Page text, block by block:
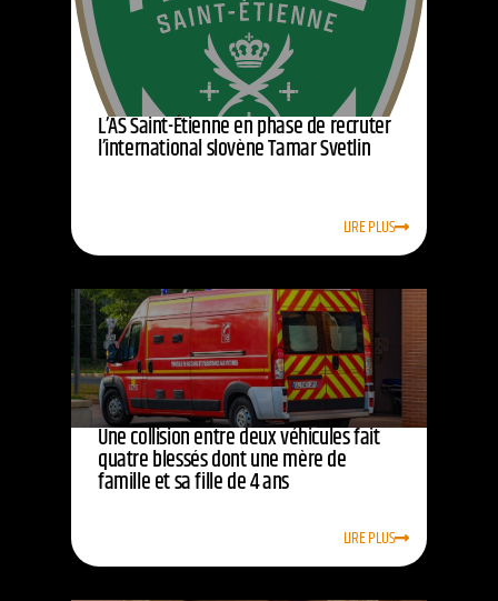
L’AS Saint-Étienne en phase de recruter
l’international slovène Tamar Svetlin
LIRE PLUS
Une collision entre deux véhicules fait
quatre blessés dont une mère de
famille et sa fille de 4 ans
LIRE PLUS